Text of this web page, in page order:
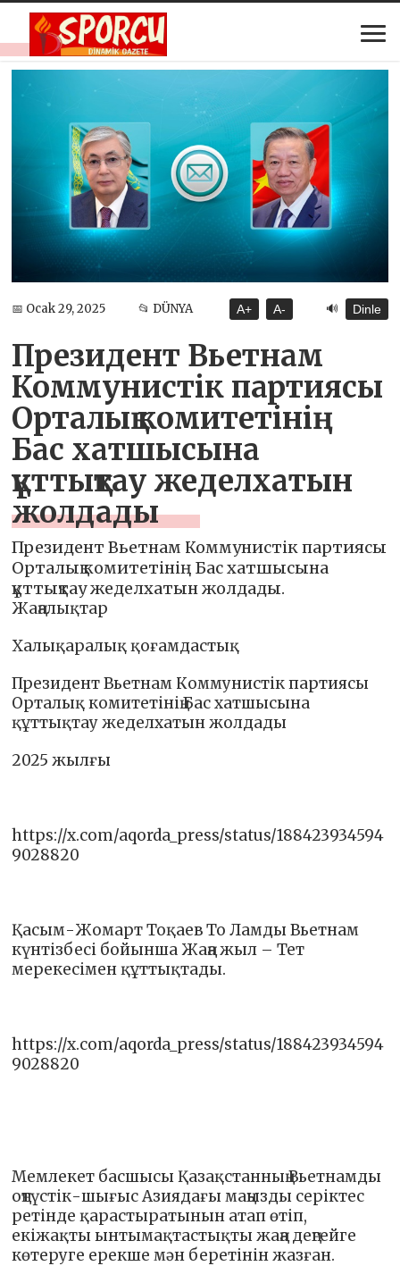
📅 Ocak 29, 2025 📂 DÜNYA A+ A- 🔊 Dinle
Президент Вьетнам
Коммунистік партиясы
Орталық комитетінің
Бас хатшысына
құттықтау жеделхатын
жолдады
Президент Вьетнам Коммунистік партиясы
Орталық комитетінің Бас хатшысына
құттықтау жеделхатын жолдады.
Жаңалықтар
Халықаралық қоғамдастық
Президент Вьетнам Коммунистік партиясы
Орталық комитетінің Бас хатшысына
құттықтау жеделхатын жолдады
2025 жылғы
https://x.com/aqorda_press/status/188423934594
9028820
Қасым-Жомарт Тоқаев То Ламды Вьетнам
күнтізбесі бойынша Жаңа жыл – Тет
мерекесімен құттықтады.
https://x.com/aqorda_press/status/188423934594
9028820
Мемлекет басшысы Қазақстанның Вьетнамды
оңтүстік-шығыс Азиядағы маңызды серіктес
ретінде қарастыратынын атап өтіп,
екіжақты ынтымақтастықты жаңа деңгейге
көтеруге ерекше мән беретінін жазған.